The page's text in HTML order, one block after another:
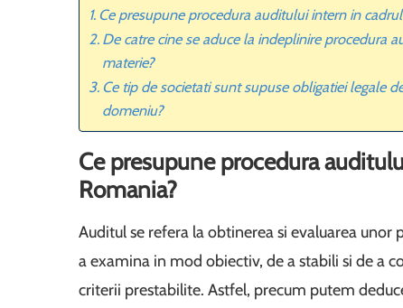
Ce presupune procedura auditului intern in
De catre cine se aduce la indeplinire procedura
materie?
Ce tip de societati sunt supuse obligatiei legale
domeniu?
Ce presupune procedura
Romania?
Auditul se refera la obtinerea si evaluarea
a examina in mod obiectiv, de a stabili si de a
criterii prestabilite. Astfel, precum putem